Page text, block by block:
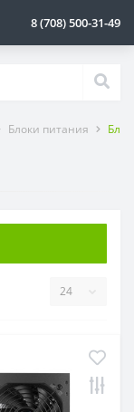
8 (708) 500-31-49
Блоки питания